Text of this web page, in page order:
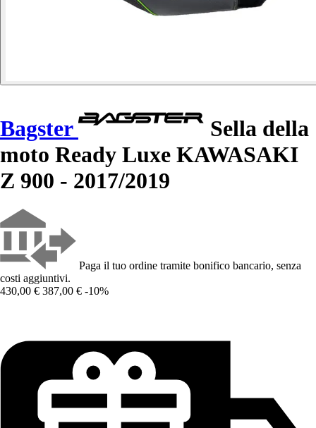
Bagster
Sella della
moto Ready Luxe KAWASAKI
Z 900 - 2017/2019
Paga il tuo ordine tramite bonifico bancario, senza
costi aggiuntivi.
430,00 € 387,00 € -10%